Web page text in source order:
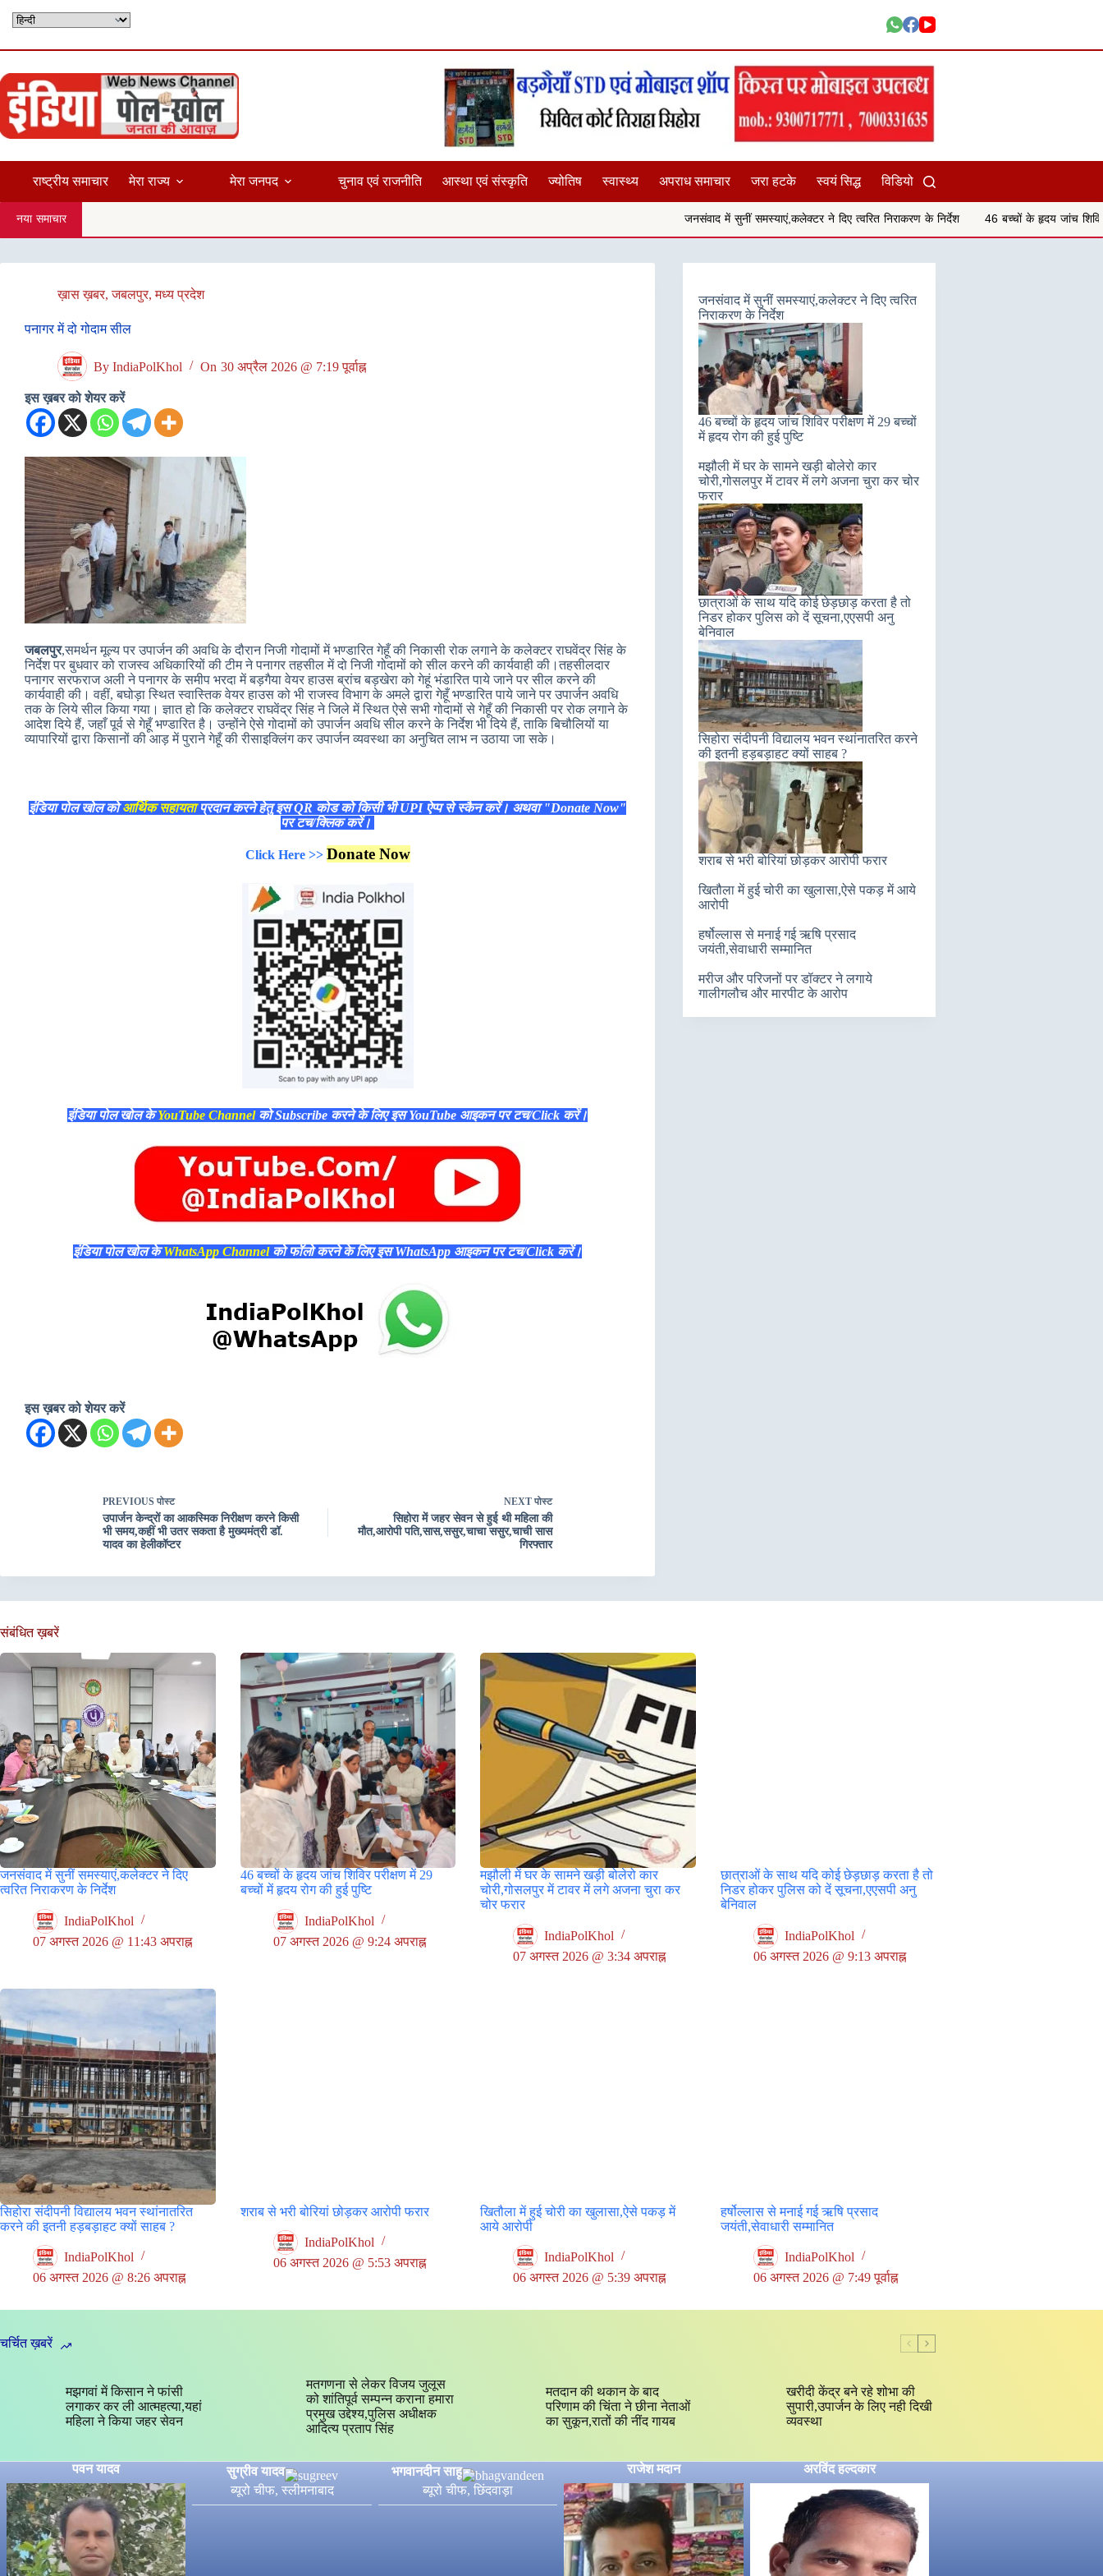
राष्ट्रीय समाचार मेरा राज्य मेरा जनपद चुनाव एवं राजनीति आस्था एवं संस्कृति ज्योतिष स्वास्थ्य अपराध समाचार जरा हटके स्वयं सिद्ध विडियो
नया समाचार जनसंवाद में सुनीं समस्याएं,कलेक्टर ने दिए त्वरित निराकरण के निर्देश 46 बच्चों के हृदय जांच शिविर परीक्षण में 29
ख़ास ख़बर,जबलपुर,मध्य प्रदेश
पनागर में दो गोदाम सील
By IndiaPolKhol On 30 अप्रैल 2026 @ 7:19 पूर्वाह्न
इस ख़बर को शेयर करें
जबलपुर,समर्थन मूल्य पर उपार्जन की अवधि के दौरान निजी गोदामों में भण्डारित गेहूँ की निकासी रोक लगाने के कलेक्टर राघवेंद्र सिंह के
निर्देश पर बुधवार को राजस्व अधिकारियों की टीम ने पनागर तहसील में दो निजी गोदामों को सील करने की कार्यवाही की।तहसीलदार
पनागर सरफराज अली ने पनागर के समीप भरदा में बड़गैया वेयर हाउस ब्रांच बड़खेरा को गेहूं भंडारित पाये जाने पर सील करने की
कार्यवाही की। वहीं, बघोड़ा स्थित स्वास्तिक वेयर हाउस को भी राजस्व विभाग के अमले द्वारा गेहूँ भण्डारित पाये जाने पर उपार्जन अवधि
तक के लिये सील किया गया। ज्ञात हो कि कलेक्टर राघवेंद्र सिंह ने जिले में स्थित ऐसे सभी गोदामों से गेहूँ की निकासी पर रोक लगाने के
आदेश दिये हैं, जहाँ पूर्व से गेहूँ भण्डारित है। उन्होंने ऐसे गोदामों को उपार्जन अवधि सील करने के निर्देश भी दिये हैं, ताकि बिचौलियों या
व्यापारियों द्वारा किसानों की आड़ में पुराने गेहूँ की रीसाइक्लिंग कर उपार्जन व्यवस्था का अनुचित लाभ न उठाया जा सके।
इंडिया पोल खोल कोआर्थिक सहायताप्रदान करने हेतु इस QR कोड को किसी भी UPI ऐप्प से स्कैन करें। अथवा "Donate Now"
पर टच/क्लिक करें।
Click Here >> Donate Now
इंडिया पोल खोल केYouTube Channelको Subscribe करने के लिए इस YouTube आइकन पर टच/Click करें।
इंडिया पोल खोल केWhatsApp Channelको फॉलो करने के लिए इस WhatsApp आइकन पर टच/Click करें।
इस ख़बर को शेयर करें
PREVIOUS पोस्ट
उपार्जन केन्द्रों का आकस्मिक निरीक्षण करने किसी
भी समय,कहीं भी उतर सकता है मुख्यमंत्री डॉ.
यादव का हेलीकॉप्टर
NEXT पोस्ट
सिहोरा में जहर सेवन से हुई थी महिला की
मौत,आरोपी पति,सास,ससुर,चाचा ससुर,चाची सास
गिरफ्तार
जनसंवाद में सुनीं समस्याएं,कलेक्टर ने दिए त्वरित
निराकरण के निर्देश
46 बच्चों के हृदय जांच शिविर परीक्षण में 29 बच्चों
में हृदय रोग की हुई पुष्टि
मझौली में घर के सामने खड़ी बोलेरो कार
चोरी,गोसलपुर में टावर में लगे अजना चुरा कर चोर
फरार
छात्राओं के साथ यदि कोई छेड़छाड़ करता है तो
निडर होकर पुलिस को दें सूचना,एएसपी अनु
बेनिवाल
सिहोरा संदीपनी विद्यालय भवन स्थांनातरित करने
की इतनी हड़बड़ाहट क्यों साहब ?
शराब से भरी बोरियां छोड़कर आरोपी फरार
खितौला में हुई चोरी का खुलासा,ऐसे पकड़ में आये
आरोपी
हर्षोल्लास से मनाई गई ऋषि प्रसाद
जयंती,सेवाधारी सम्मानित
मरीज और परिजनों पर डॉक्टर ने लगाये
गालीगलौच और मारपीट के आरोप
संबंधित ख़बरें
जनसंवाद में सुनीं समस्याएं,कलेक्टर ने दिए
त्वरित निराकरण के निर्देश
IndiaPolKhol
07 अगस्त 2026 @ 11:43 अपराह्न
46 बच्चों के हृदय जांच शिविर परीक्षण में 29
बच्चों में हृदय रोग की हुई पुष्टि
IndiaPolKhol
07 अगस्त 2026 @ 9:24 अपराह्न
मझौली में घर के सामने खड़ी बोलेरो कार
चोरी,गोसलपुर में टावर में लगे अजना चुरा कर
चोर फरार
IndiaPolKhol
07 अगस्त 2026 @ 3:34 अपराह्न
छात्राओं के साथ यदि कोई छेड़छाड़ करता है तो
निडर होकर पुलिस को दें सूचना,एएसपी अनु
बेनिवाल
IndiaPolKhol
06 अगस्त 2026 @ 9:13 अपराह्न
सिहोरा संदीपनी विद्यालय भवन स्थांनातरित
करने की इतनी हड़बड़ाहट क्यों साहब ?
IndiaPolKhol
06 अगस्त 2026 @ 8:26 अपराह्न
शराब से भरी बोरियां छोड़कर आरोपी फरार
IndiaPolKhol
06 अगस्त 2026 @ 5:53 अपराह्न
खितौला में हुई चोरी का खुलासा,ऐसे पकड़ में
आये आरोपी
IndiaPolKhol
06 अगस्त 2026 @ 5:39 अपराह्न
हर्षोल्लास से मनाई गई ऋषि प्रसाद
जयंती,सेवाधारी सम्मानित
IndiaPolKhol
06 अगस्त 2026 @ 7:49 पूर्वाह्न
चर्चित ख़बरें
मझगवां में किसान ने फांसी
लगाकर कर ली आत्महत्या,यहां
महिला ने किया जहर सेवन
मतगणना से लेकर विजय जुलूस
को शांतिपूर्व सम्पन्न कराना हमारा
प्रमुख उद्देश्य,पुलिस अधीक्षक
आदित्य प्रताप सिंह
मतदान की थकान के बाद
परिणाम की चिंता ने छीना नेताओं
का सुकून,रातों की नींद गायब
खरीदी केंद्र बने रहे शोभा की
सुपारी,उपार्जन के लिए नही दिखी
व्यवस्था
पवन यादव
सुग्रीव यादव
ब्यूरो चीफ, स्लीमनाबाद
भगवानदीन साहू
ब्यूरो चीफ, छिंदवाड़ा
राजेश मदान अरविंद हल्दकार